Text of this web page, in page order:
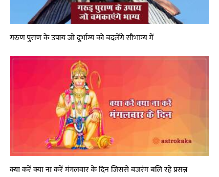
गरुण पुराण के उपाय जो दुर्भाग्य को बदलेंगे सौभाग्य में
क्या करें क्या ना करें मंगलवार के दिन जिससे बजरंग बलि रहे प्रसन्न